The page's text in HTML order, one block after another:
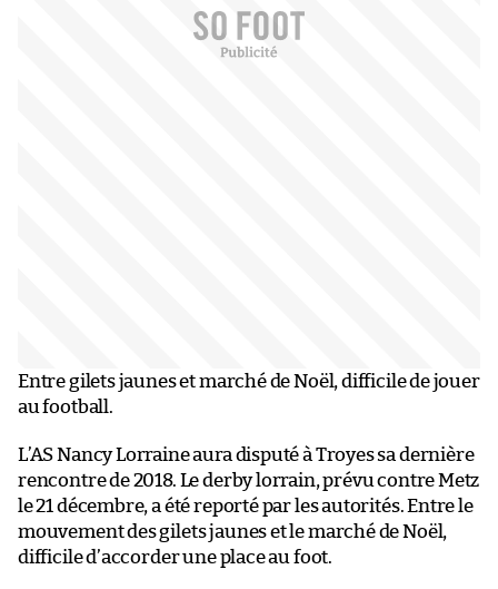
Entre gilets jaunes et marché de Noël, difficile de jouer
au football.
L’AS Nancy Lorraine aura disputé à Troyes sa dernière
rencontre de 2018. Le derby lorrain, prévu contre Metz
le 21 décembre, a été reporté par les autorités. Entre le
mouvement des gilets jaunes et le marché de Noël,
difficile d’accorder une place au foot.